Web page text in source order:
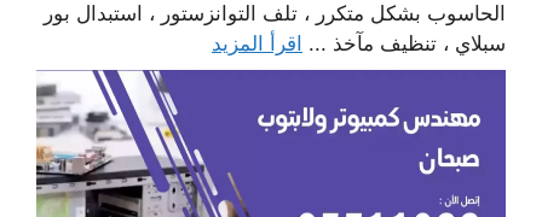
الحاسوب بشكل متكرر ، تلف التوانزستور ، استبدال بور
سبلاي ، تنظيف مآخذ ... اقرأ المزيد